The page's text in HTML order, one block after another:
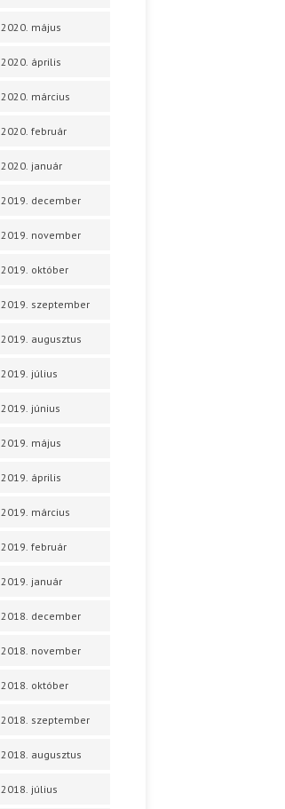
2020. május
2020. április
2020. március
2020. február
2020. január
2019. december
2019. november
2019. október
2019. szeptember
2019. augusztus
2019. július
2019. június
2019. május
2019. április
2019. március
2019. február
2019. január
2018. december
2018. november
2018. október
2018. szeptember
2018. augusztus
2018. július